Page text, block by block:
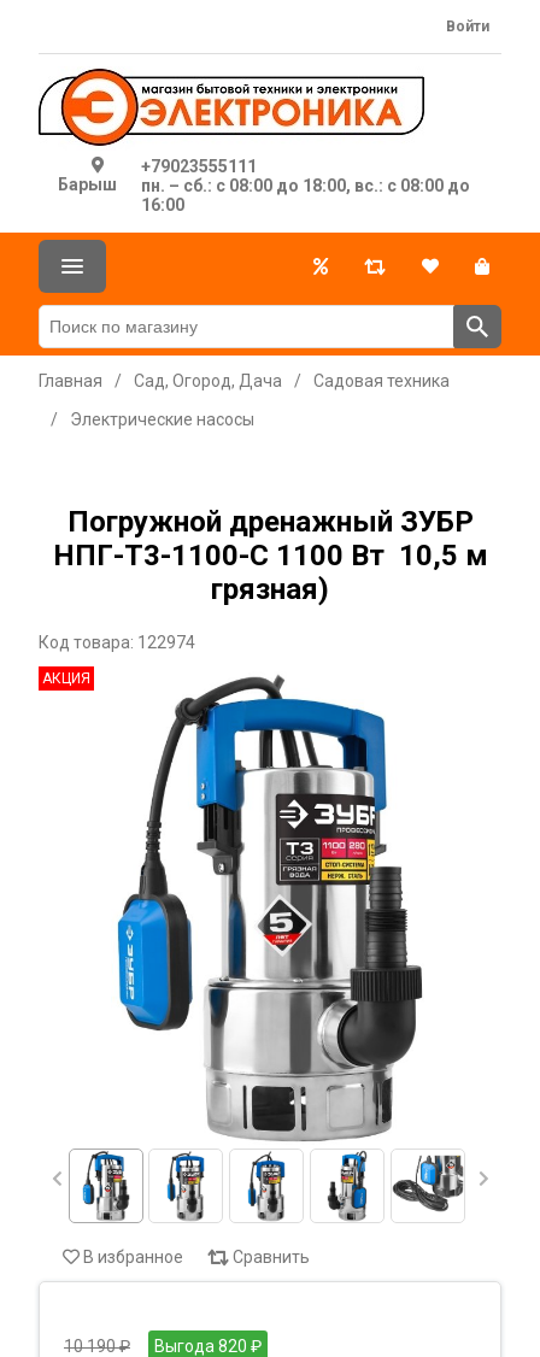
Барыш
+79023555111
пн. – сб.: с 08:00 до 18:00, вс.: с 08:00 до
16:00
Войти
Главная / Сад, Огород, Дача /
Садовая техника
/
Электрические насосы
Погружной дренажный ЗУБР
НПГ-Т3-1100-С 1100 Вт 10,5 м
грязная)
Код товара: 122974
АКЦИЯ
В избранное Сравнить
10 190 ₽ Выгода 820 ₽